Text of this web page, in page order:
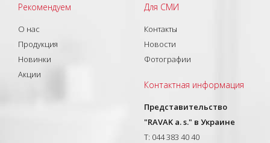
Рекомендуем
О нас
Продукция
Новинки
Акции
Для СМИ
Контакты
Новости
Фотографии
Контактная информация
Представительство
"RAVAK a. s." в Украине
T: 044 383 40 40